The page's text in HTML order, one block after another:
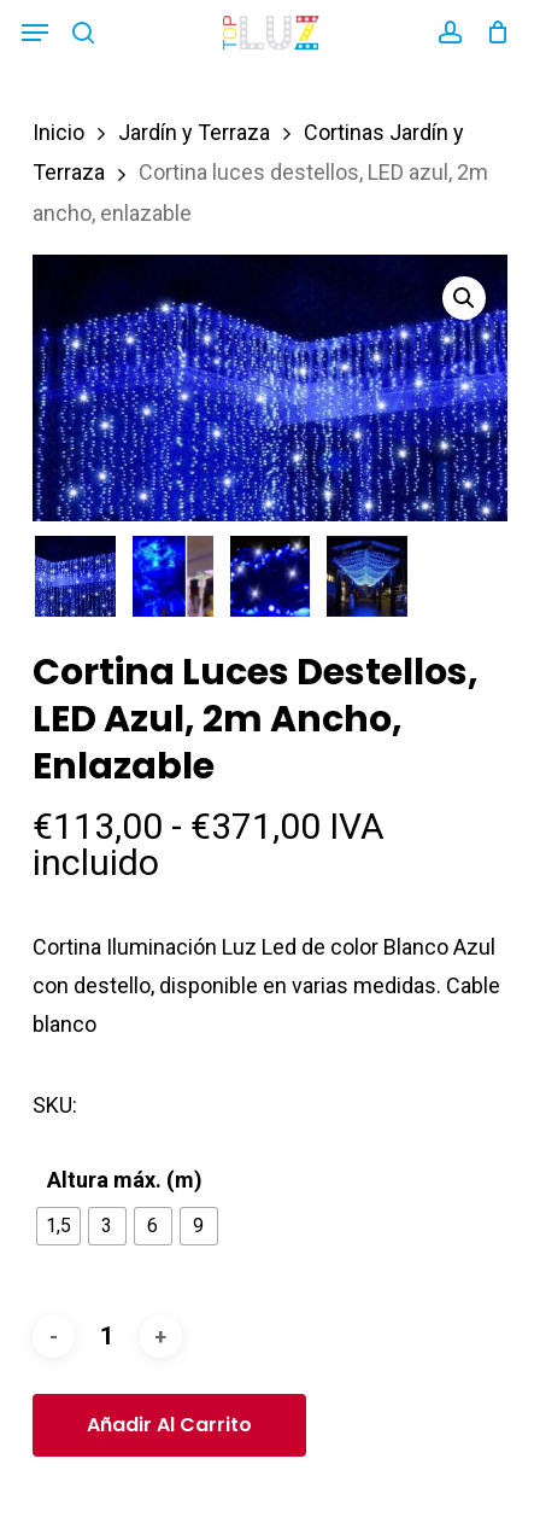
content
Menu
Inicio Jardín y Terraza
Cortinas Jardín y
Terraza
Cortina luces destellos, LED azul, 2m
ancho, enlazable
Cortina Luces Destellos,
LED Azul, 2m Ancho,
Enlazable
€113,00 - €371,00Rango
desde
€113,00
hasta
IVA
incluido
Cortina Iluminación Luz Led de color Blanco Azul
con destello, disponible en varias medidas. Cable
blanco
SKU:
Altura máx. (m)
1,5 3 6 9
Añadir Al Carrito